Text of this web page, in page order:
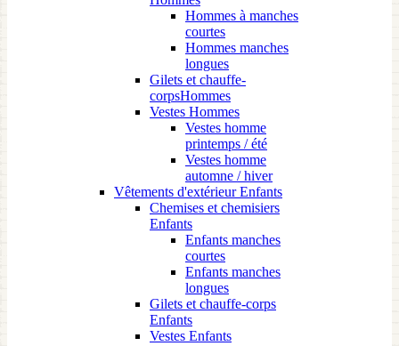
Hommes à manches
courtes
Hommes manches
longues
Gilets et chauffe-
corpsHommes
Vestes Hommes
Vestes homme
printemps / été
Vestes homme
automne / hiver
Vêtements d'extérieur Enfants
Chemises et chemisiers
Enfants
Enfants manches
courtes
Enfants manches
longues
Gilets et chauffe-corps
Enfants
Vestes Enfants